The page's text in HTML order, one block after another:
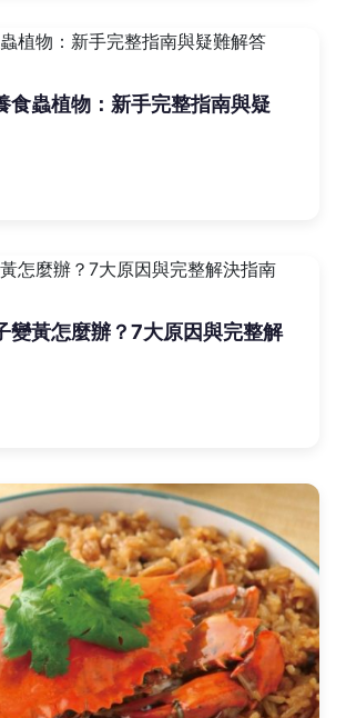
食蟲植物：新手完整指南與疑
變黃怎麼辦？7大原因與完整解